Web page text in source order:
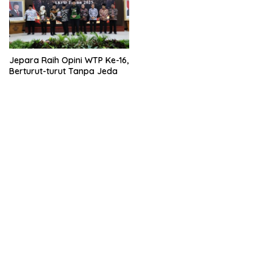
Jepara Raih Opini WTP Ke-16,
Berturut-turut Tanpa Jeda